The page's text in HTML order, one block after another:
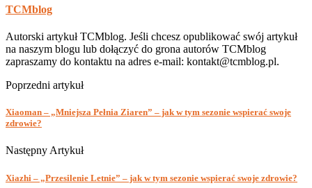
TCMblog
Autorski artykuł TCMblog. Jeśli chcesz opublikować swój artykuł
na naszym blogu lub dołączyć do grona autorów TCMblog
zapraszamy do kontaktu na adres e-mail: kontakt@tcmblog.pl.
Poprzedni artykuł
Xiaoman – „Mniejsza Pełnia Ziaren” – jak w tym sezonie wspierać swoje
zdrowie?
Następny Artykuł
Xiazhi – „Przesilenie Letnie” – jak w tym sezonie wspierać swoje zdrowie?